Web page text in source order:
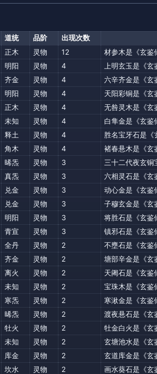
道统 品阶 出现次数
正木 灵物 12 材参木是《玄鉴
明阳 灵物 4 上明玄玉是《
齐金 灵物 4 六辛齐金是《玄
明阳 灵物 4 天阳彩铜是《玄
正木 灵物 4 无咎灵木是《玄
未知 灵物 4 白隼金是《玄鉴
释土 灵物 4 胜名宝牙石是《
角木 灵物 4 褚春悬木是《玄
晞炁 灵物 3 三十二代夜玄铜
真炁 灵物 3 六相灵石是《玄
兑金 灵物 3 动心金是《玄鉴
兑金 灵物 3 子穆玄金是《玄
明阳 灵物 3 将胜石是《玄鉴
青宣 灵物 3 镇邪石是《玄鉴
全丹 灵物 2 不壅石是《玄鉴
齐金 灵物 2 塘部辛金是《玄
离火 灵物 2 天阇石是《玄鉴
未知 灵物 2 宝珠木是《玄鉴
寒炁 灵物 2 寒湫金是《玄鉴
晞炁 灵物 2 渡夜悬石是《玄
牡火 灵物 2 牡金白火是《玄
未知 灵物 2 玄塘池水是《玄
库金 灵物 2 玄道库金是《玄
坎水 灵物 2 画水葵石是《玄